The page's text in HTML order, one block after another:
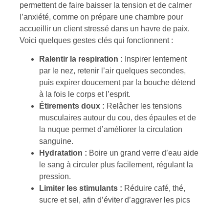
permettent de faire baisser la tension et de calmer
l’anxiété, comme on prépare une chambre pour
accueillir un client stressé dans un havre de paix.
Voici quelques gestes clés qui fonctionnent :
Ralentir la respiration : Inspirer lentement
par le nez, retenir l’air quelques secondes,
puis expirer doucement par la bouche détend
à la fois le corps et l’esprit.
Étirements doux : Relâcher les tensions
musculaires autour du cou, des épaules et de
la nuque permet d’améliorer la circulation
sanguine.
Hydratation : Boire un grand verre d’eau aide
le sang à circuler plus facilement, régulant la
pression.
Limiter les stimulants : Réduire café, thé,
sucre et sel, afin d’éviter d’aggraver les pics